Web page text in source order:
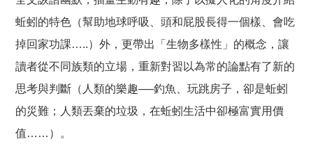
蚯蚓的特色（幫助地球呼吸、頭和屁股長得一個樣、會吃
掉回家功課…..）外，更帶出「生物多樣性」的概念，讓
讀者從不同族類的立場，重新對習以為常的論點有了新的
思考與判斷（人類的樂趣──釣魚、玩跳房子，卻是蚯蚓
的災難；人類丟棄的垃圾，在蚯蚓生活中卻極富實用價
值……）。